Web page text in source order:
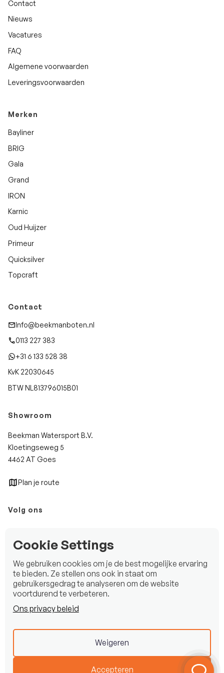
Contact
Nieuws
Vacatures
FAQ
Algemene voorwaarden
Leveringsvoorwaarden
Merken
Bayliner
BRIG
Gala
Grand
IRON
Karnic
Oud Huijzer
Primeur
Quicksilver
Topcraft
Contact
Info@beekmanboten.nl
0113 227 383
+31 6 133 528 38
KvK 22030645
BTW NL813796015B01
Showroom
Beekman Watersport B.V.
Kloetingseweg 5
4462 AT Goes
Plan je route
Volg ons
LinkedIn
Disclaimer
Cookie Settings
We gebruiken cookies om je de best mogelijke ervaring
te bieden. Ze stellen ons ook in staat om
gebruikersgedrag te analyseren om de website
voortdurend te verbeteren.
Ons privacy beleid
Weigeren
Accepteren